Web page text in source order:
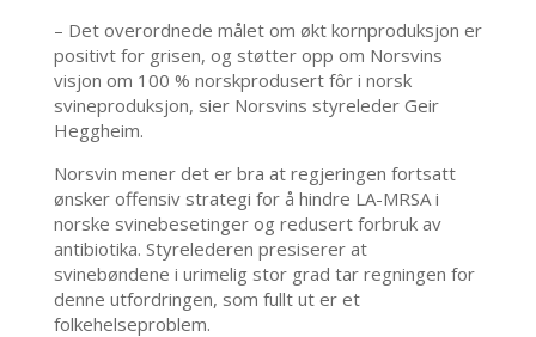
– Det overordnede målet om økt kornproduksjon er
positivt for grisen, og støtter opp om Norsvins
visjon om 100 % norskprodusert fôr i norsk
svineproduksjon, sier Norsvins styreleder Geir
Heggheim.
Norsvin mener det er bra at regjeringen fortsatt
ønsker offensiv strategi for å hindre LA-MRSA i
norske svinebesetinger og redusert forbruk av
antibiotika. Styrelederen presiserer at
svinebøndene i urimelig stor grad tar regningen for
denne utfordringen, som fullt ut er et
folkehelseproblem.